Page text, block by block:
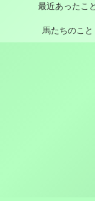
最近あったこと
馬たちのこと